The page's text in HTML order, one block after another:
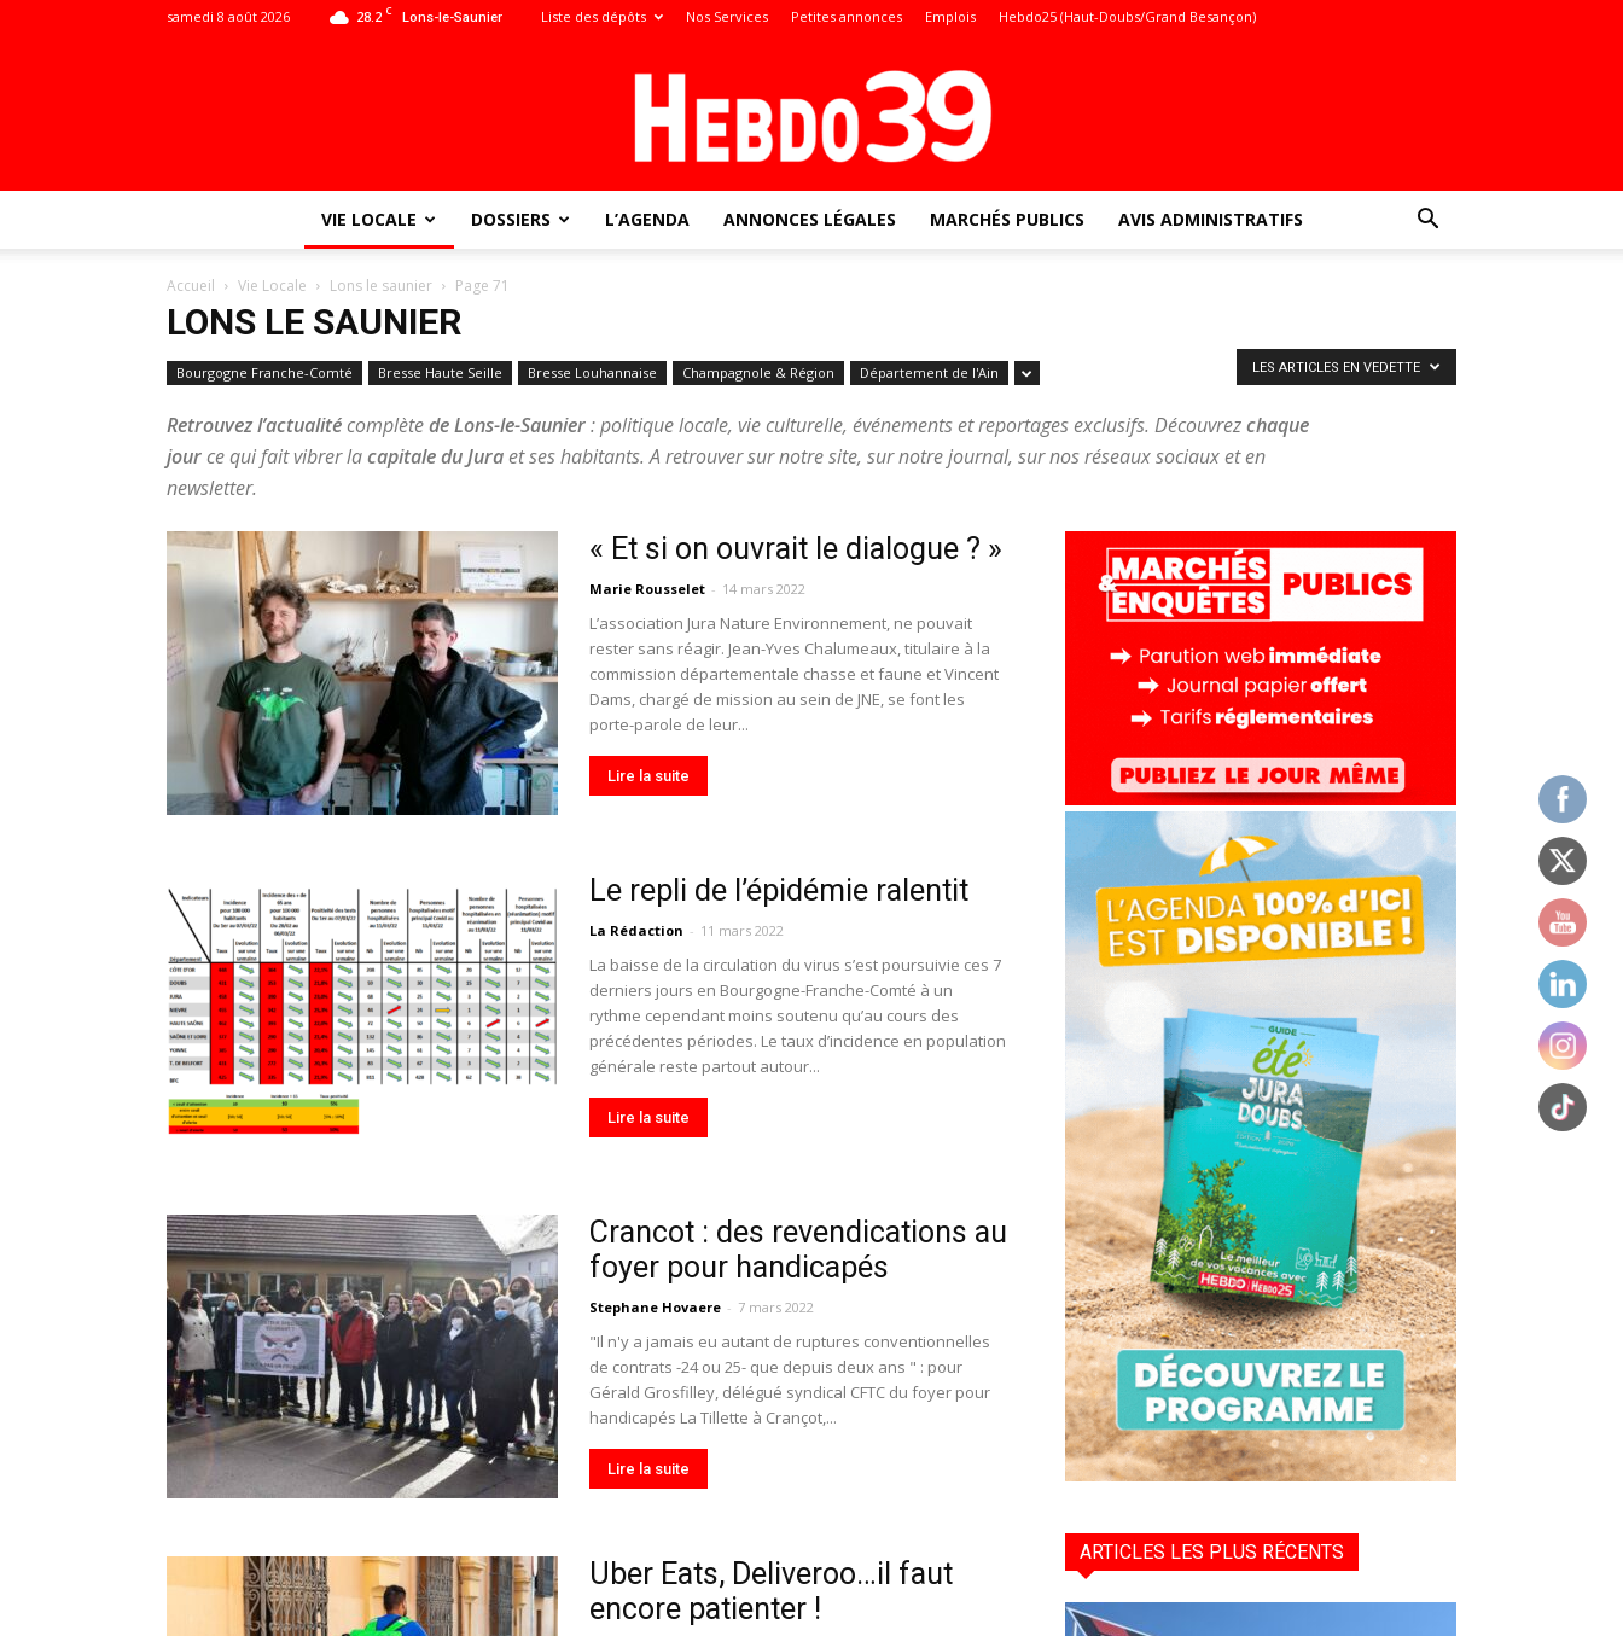
28.2 C Lons-le-Saunier
samedi 8 août 2026 Liste des dépôts Nos Services Petites annonces Emplois Hebdo25 (Haut-Doubs/Grand Besançon)
toute
locale
–
VIE LOCALE DOSSIERS L’AGENDA ANNONCES LÉGALES MARCHÉS PUBLICS AVIS ADMINISTRATIFS
Accueil Vie Locale Lons le saunier Page 71
LONS LE SAUNIER
Bourgogne Franche-Comté Bresse Haute Seille Bresse Louhannaise Champagnole & Région Département de l'Ain
Retrouvez l’actualitécomplètede Lons-le-Saunier: politique locale, vie culturelle, événements et reportages exclusifs. Découvrezchaque
jource qui fait vibrer lacapitale du Juraet ses habitants. A retrouver sur notre site, sur notre journal, sur nos réseaux sociaux et en
newsletter.
LES ARTICLES EN VEDETTE
« Et si on ouvrait le dialogue ? »
Marie Rousselet - 14 mars 2022
L’association Jura Nature Environnement, ne pouvait
rester sans réagir. Jean-Yves Chalumeaux, titulaire à la
commission départementale chasse et faune et Vincent
Dams, chargé de mission au sein de JNE, se font les
porte-parole de leur...
Lire la suite
Le repli de l’épidémie ralentit
La Rédaction - 11 mars 2022
La baisse de la circulation du virus s’est poursuivie ces 7
derniers jours en Bourgogne-Franche-Comté à un
rythme cependant moins soutenu qu’au cours des
précédentes périodes. Le taux d’incidence en population
générale reste partout autour...
Lire la suite
Crancot : des revendications au
foyer pour handicapés
Stephane Hovaere - 7 mars 2022
"Il n'y a jamais eu autant de ruptures conventionnelles
de contrats -24 ou 25- que depuis deux ans " : pour
Gérald Grosfilley, délégué syndical CFTC du foyer pour
handicapés La Tillette à Crançot,...
Lire la suite
Uber Eats, Deliveroo…il faut
encore patienter !
ARTICLES LES PLUS RÉCENTS